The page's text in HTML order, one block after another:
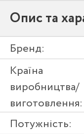
Опис та
Бренд:
Країна
виробництва/
виготовлення:
Потужність: